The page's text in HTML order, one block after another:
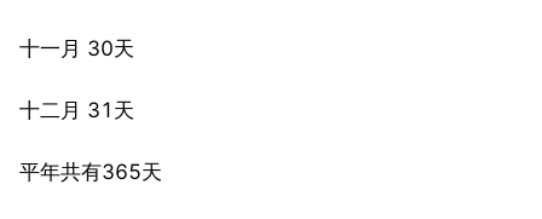
十一月 30天
十二月 31天
平年共有365天